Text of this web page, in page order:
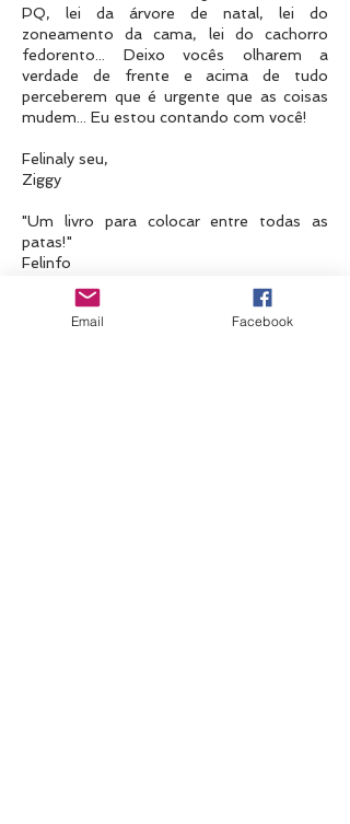
PQ, lei da árvore de natal, lei do
zoneamento da cama, lei do cachorro
fedorento... Deixo vocês olharem a
verdade de frente e acima de tudo
perceberem que é urgente que as coisas
mudem... Eu estou contando com você!
Felinaly seu,
Ziggy
"Um livro para colocar entre todas as
patas!"
Felinfo
"Senchacional! A verdade sobre a vida dos
gatos, pura e simplesmente."
Email Facebook